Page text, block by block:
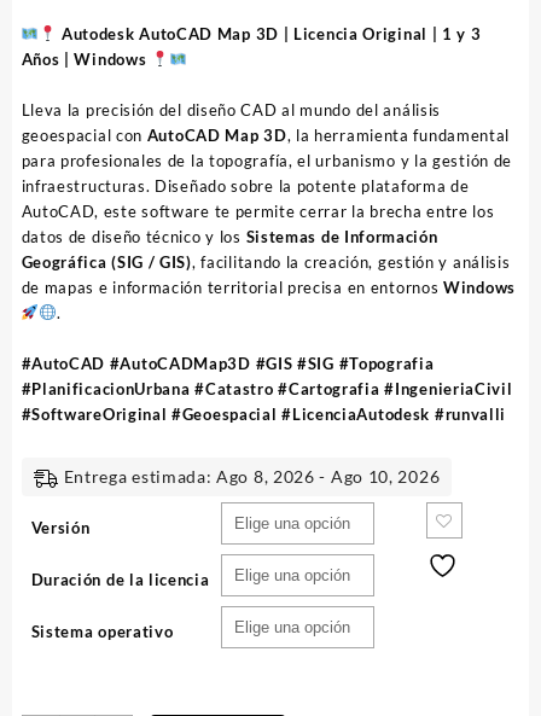
precios:
EUR
hasta
73,70
EUR
Autodesk AutoCAD Map 3D | Licencia Original | 1 y 3
Años | Windows
Lleva la precisión del diseño CAD al mundo del análisis
geoespacial con AutoCAD Map 3D, la herramienta fundamental
para profesionales de la topografía, el urbanismo y la gestión de
infraestructuras. Diseñado sobre la potente plataforma de
AutoCAD, este software te permite cerrar la brecha entre los
datos de diseño técnico y los Sistemas de Información
Geográfica (SIG / GIS), facilitando la creación, gestión y análisis
de mapas e información territorial precisa en entornosWindows
.
#AutoCAD #AutoCADMap3D #GIS #SIG #Topografia
#PlanificacionUrbana #Catastro #Cartografia #IngenieriaCivil
#SoftwareOriginal #Geoespacial #LicenciaAutodesk #runvalli
Entrega estimada: Ago 8, 2026 - Ago 10, 2026
Versión
Duración de la licencia
Sistema operativo